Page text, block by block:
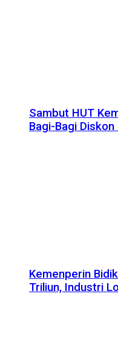
Sambut HUT
Bagi-Bagi
Kemenperin
Triliun, Industri